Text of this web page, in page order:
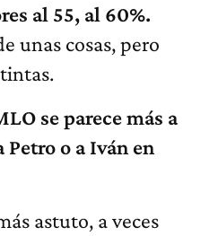
al 55, al 60%.
unas cosas, pero
se parece más a
o a Iván en
astuto, a veces